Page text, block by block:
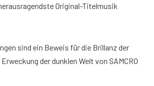
Original-Titelmusik
sind ein Beweis für die Brillanz der
der dunklen Welt von SAMCRO